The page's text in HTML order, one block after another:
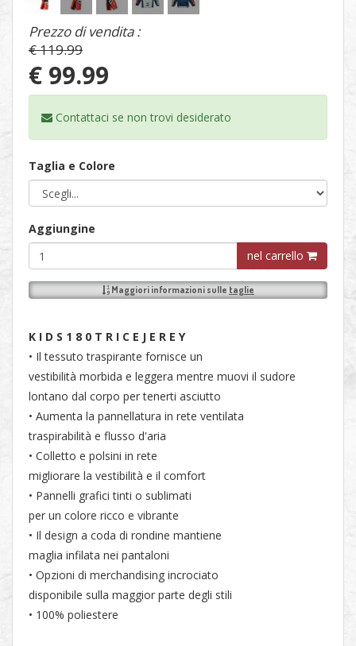
Prezzo di vendita :
€ 119.99
€ 99.99
Contattaci se non trovi desiderato
Taglia e Colore
Aggiungine
nel carrello
Maggiori informazioni sulle taglie
K I D S 1 8 0 T R I C E J E R E Y
• Il tessuto traspirante fornisce un
vestibilità morbida e leggera mentre muovi il sudore
lontano dal corpo per tenerti asciutto
• Aumenta la pannellatura in rete ventilata
traspirabilità e flusso d'aria
• Colletto e polsini in rete
migliorare la vestibilità e il comfort
• Pannelli grafici tinti o sublimati
per un colore ricco e vibrante
• Il design a coda di rondine mantiene
maglia infilata nei pantaloni
• Opzioni di merchandising incrociato
disponibile sulla maggior parte degli stili
• 100% poliestere